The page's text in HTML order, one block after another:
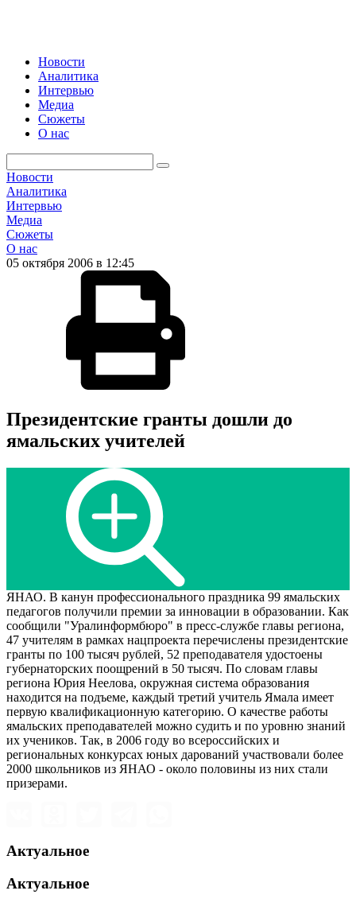
Новости
Аналитика
Интервью
Медиа
Сюжеты
О нас
Новости
Аналитика
Интервью
Медиа
Сюжеты
О нас
05 октября 2006 в 12:45
Президентские гранты дошли до
ямальских учителей
ЯНАО. В канун профессионального праздника 99 ямальских
педагогов получили премии за инновации в образовании. Как
сообщили "Уралинформбюро" в пресс-службе главы региона,
47 учителям в рамках нацпроекта перечислены президентские
гранты по 100 тысяч рублей, 52 преподавателя удостоены
губернаторских поощрений в 50 тысяч. По словам главы
региона Юрия Неелова, окружная система образования
находится на подъеме, каждый третий учитель Ямала имеет
первую квалификационную категорию. О качестве работы
ямальских преподавателей можно судить и по уровню знаний
их учеников. Так, в 2006 году во всероссийских и
региональных конкурсах юных дарований участвовали более
2000 школьников из ЯНАО - около половины из них стали
призерами.
Актуальное
Актуальное